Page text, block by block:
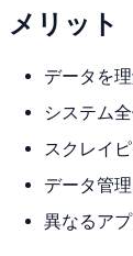
メリット
データを
システム
スクレイ
データ管
異なるア